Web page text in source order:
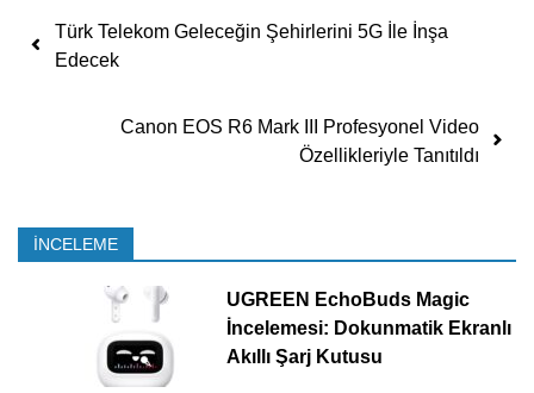
Yazı dolaşımı
Türk Telekom Geleceğin Şehirlerini 5G İle İnşa
Edecek
Canon EOS R6 Mark III Profesyonel Video
Özellikleriyle Tanıtıldı
İNCELEME
UGREEN EchoBuds Magic
İncelemesi: Dokunmatik Ekranlı
Akıllı Şarj Kutusu